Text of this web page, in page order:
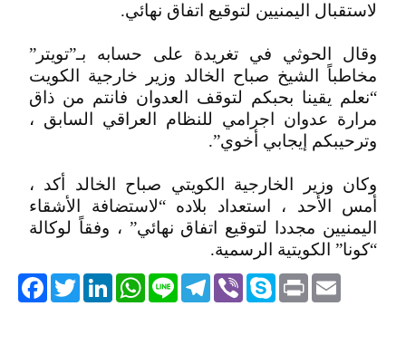
لاستقبال اليمنيين لتوقيع اتفاق نهائي.
وقال الحوثي في تغريدة على حسابه بـ”تويتر”
مخاطباً الشيخ صباح الخالد وزير خارجية الكويت
“نعلم يقينا بحبكم لتوقف العدوان فانتم من ذاق
مرارة عدوان اجرامي للنظام العراقي السابق ،
وترحيبكم إيجابي أخوي”.
وكان وزير الخارجية الكويتي صباح الخالد أكد ،
أمس الأحد ، استعداد بلاده “لاستضافة الأشقاء
اليمنيين مجددا لتوقيع اتفاق نهائي” ، وفقاً لوكالة
“كونا” الكويتية الرسمية.
TwitterLinkedIn
WhatsApp Line
Telegram ViberSkype PrintEmail